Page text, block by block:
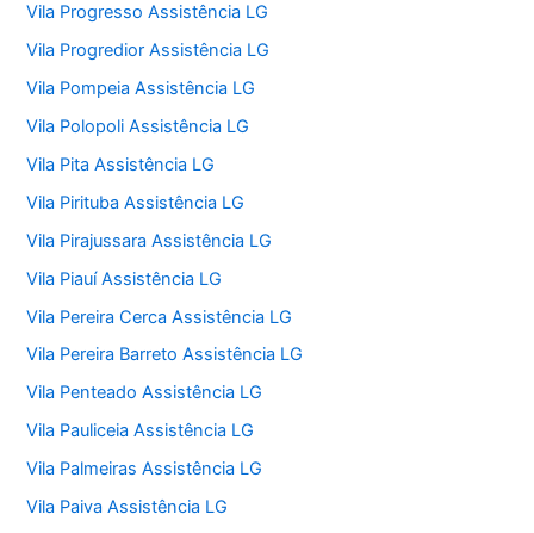
Vila Progresso Assistência LG
Vila Progredior Assistência LG
Vila Pompeia Assistência LG
Vila Polopoli Assistência LG
Vila Pita Assistência LG
Vila Pirituba Assistência LG
Vila Pirajussara Assistência LG
Vila Piauí Assistência LG
Vila Pereira Cerca Assistência LG
Vila Pereira Barreto Assistência LG
Vila Penteado Assistência LG
Vila Pauliceia Assistência LG
Vila Palmeiras Assistência LG
Vila Paiva Assistência LG